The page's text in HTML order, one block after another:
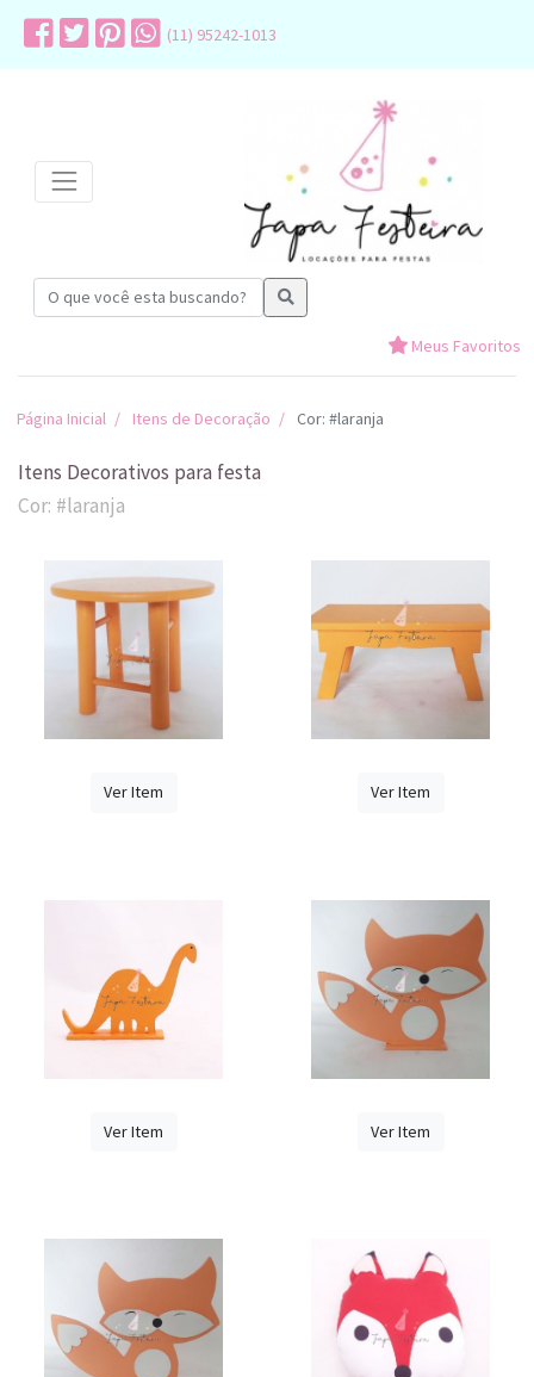
(11) 95242-1013
Meus Favoritos
Página Inicial Itens de Decoração Cor: #laranja
Itens Decorativos para festa
Cor: #laranja
Ver Item Ver Item
Ver Item Ver Item